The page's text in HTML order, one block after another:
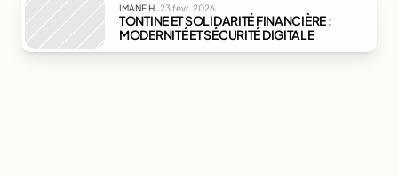
IMANE H. .23 févr. 2026
TONTINE ET SOLIDARITÉ FINANCIÈRE :
MODERNITÉ ET SÉCURITÉ DIGITALE